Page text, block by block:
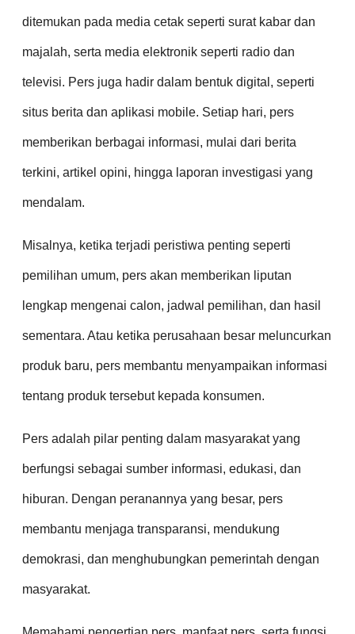
ditemukan pada media cetak seperti surat kabar dan
majalah, serta media elektronik seperti radio dan
televisi. Pers juga hadir dalam bentuk digital, seperti
situs berita dan aplikasi mobile. Setiap hari, pers
memberikan berbagai informasi, mulai dari berita
terkini, artikel opini, hingga laporan investigasi yang
mendalam.
Misalnya, ketika terjadi peristiwa penting seperti
pemilihan umum, pers akan memberikan liputan
lengkap mengenai calon, jadwal pemilihan, dan hasil
sementara. Atau ketika perusahaan besar meluncurkan
produk baru, pers membantu menyampaikan informasi
tentang produk tersebut kepada konsumen.
Pers adalah pilar penting dalam masyarakat yang
berfungsi sebagai sumber informasi, edukasi, dan
hiburan. Dengan peranannya yang besar, pers
membantu menjaga transparansi, mendukung
demokrasi, dan menghubungkan pemerintah dengan
masyarakat.